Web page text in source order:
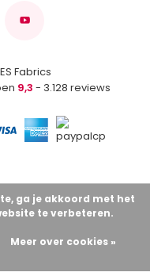
Fabrics
9,3 - 3.128 reviews
ga je akkoord met het
te verbeteren.
Meer over cookies »